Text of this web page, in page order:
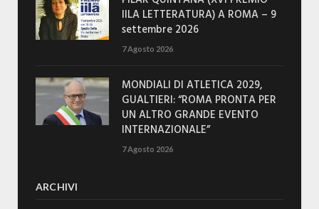
IILA LETTERATURA) A ROMA – 9
settembre 2026
7 Agosto 2026
MONDIALI DI ATLETICA 2029,
GUALTIERI: “ROMA PRONTA PER
UN ALTRO GRANDE EVENTO
INTERNAZIONALE”
7 Agosto 2026
ARCHIVI